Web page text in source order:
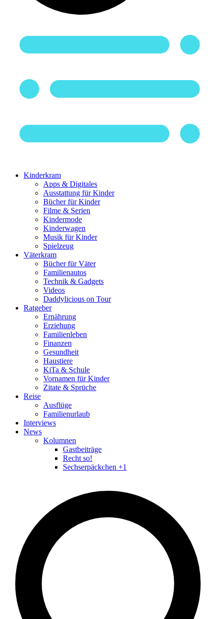
Kinderkram
Apps & Digitales
Ausstattung für Kinder
Bücher für Kinder
Filme & Serien
Kindermode
Kinderwagen
Musik für Kinder
Spielzeug
Väterkram
Bücher für Väter
Familienautos
Technik & Gadgets
Videos
Daddylicious on Tour
Ratgeber
Ernährung
Erziehung
Familienleben
Finanzen
Gesundheit
Haustiere
KiTa & Schule
Vornamen für Kinder
Zitate & Sprüche
Reise
Ausflüge
Familienurlaub
Interviews
News
Kolumnen
Gastbeiträge
Recht so!
Sechserpäckchen +1